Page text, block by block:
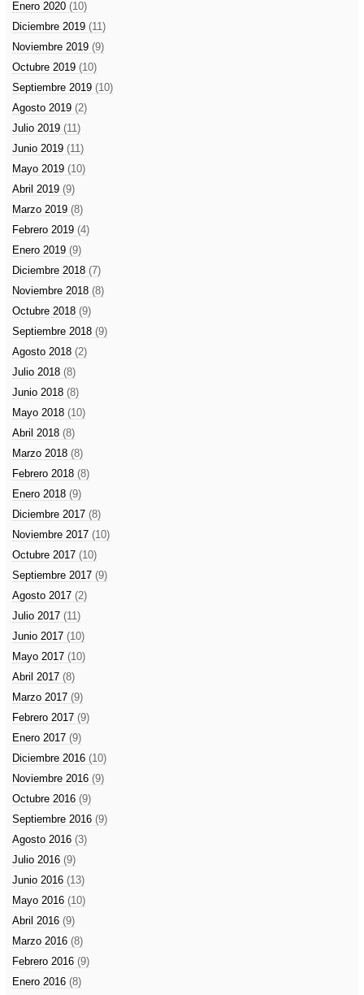
Enero 2020 (10)
Diciembre 2019 (11)
Noviembre 2019 (9)
Octubre 2019 (10)
Septiembre 2019 (10)
Agosto 2019 (2)
Julio 2019 (11)
Junio 2019 (11)
Mayo 2019 (10)
Abril 2019 (9)
Marzo 2019 (8)
Febrero 2019 (4)
Enero 2019 (9)
Diciembre 2018 (7)
Noviembre 2018 (8)
Octubre 2018 (9)
Septiembre 2018 (9)
Agosto 2018 (2)
Julio 2018 (8)
Junio 2018 (8)
Mayo 2018 (10)
Abril 2018 (8)
Marzo 2018 (8)
Febrero 2018 (8)
Enero 2018 (9)
Diciembre 2017 (8)
Noviembre 2017 (10)
Octubre 2017 (10)
Septiembre 2017 (9)
Agosto 2017 (2)
Julio 2017 (11)
Junio 2017 (10)
Mayo 2017 (10)
Abril 2017 (8)
Marzo 2017 (9)
Febrero 2017 (9)
Enero 2017 (9)
Diciembre 2016 (10)
Noviembre 2016 (9)
Octubre 2016 (9)
Septiembre 2016 (9)
Agosto 2016 (3)
Julio 2016 (9)
Junio 2016 (13)
Mayo 2016 (10)
Abril 2016 (9)
Marzo 2016 (8)
Febrero 2016 (9)
Enero 2016 (8)